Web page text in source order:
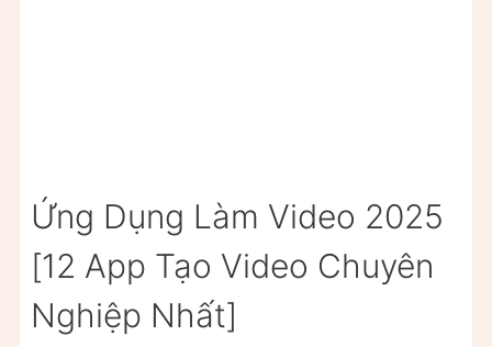
Ứng Dụng Làm Video 2025
[12 App Tạo Video Chuyên
Nghiệp Nhất]